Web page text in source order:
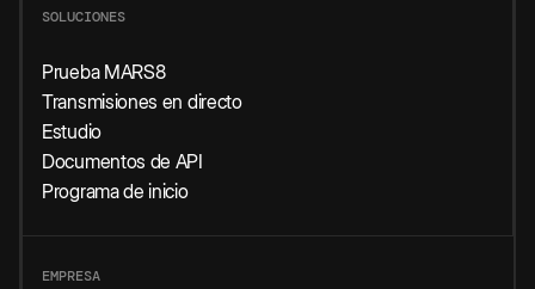
SOLUCIONES
Prueba MARS8
Transmisiones en directo
Estudio
Documentos de API
Programa de inicio
EMPRESA